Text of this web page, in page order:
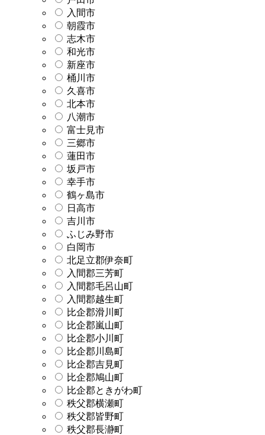
入間市
朝霞市
志木市
和光市
新座市
桶川市
久喜市
北本市
八潮市
富士見市
三郷市
蓮田市
坂戸市
幸手市
鶴ヶ島市
日高市
吉川市
ふじみ野市
白岡市
北足立郡伊奈町
入間郡三芳町
入間郡毛呂山町
入間郡越生町
比企郡滑川町
比企郡嵐山町
比企郡小川町
比企郡川島町
比企郡吉見町
比企郡鳩山町
比企郡ときがわ町
秩父郡横瀬町
秩父郡皆野町
秩父郡長瀞町